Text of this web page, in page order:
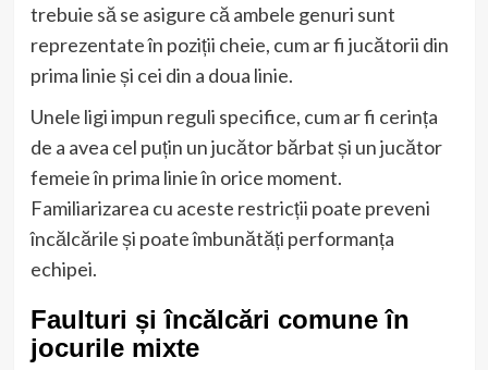
trebuie să se asigure că ambele genuri sunt
reprezentate în poziții cheie, cum ar fi jucătorii din
prima linie și cei din a doua linie.
Unele ligi impun reguli specifice, cum ar fi cerința
de a avea cel puțin un jucător bărbat și un jucător
femeie în prima linie în orice moment.
Familiarizarea cu aceste restricții poate preveni
încălcările și poate îmbunătăți performanța
echipei.
Faulturi și încălcări comune în
jocurile mixte